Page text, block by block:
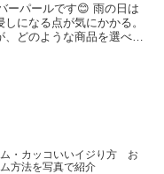
ーパールです😊 雨の日は
になる点が気にかかる。
どのような商品を選べば
・カッコいいイジり方 お
方法を写真で紹介